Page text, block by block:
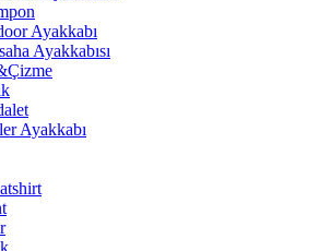
Ayakkabı
Ayakkabısı
Ayakkabı